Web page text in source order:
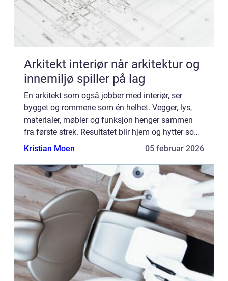
Arkitekt interiør når arkitektur og
innemiljø spiller på lag
En arkitekt som også jobber med interiør, ser
bygget og rommene som én helhet. Vegger, lys,
materialer, møbler og funksjon henger sammen
fra første strek. Resultatet blir hjem og hytter som
både ser gode ut og fungerer i hverdagen. Mange
Kristian Moen 05 februar 2026